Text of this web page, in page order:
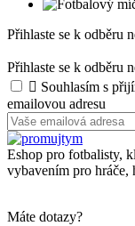
Přihlaste se k odběru
Přihlaste se k odběru
 Souhlasím s
emailovou adresu
Eshop pro fotbalisty,
vybavením pro hráče,
Máte dotazy?